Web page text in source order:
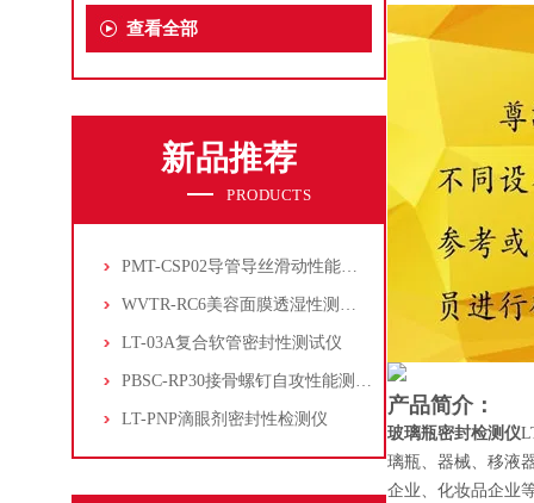
查看全部
新品推荐
PRODUCTS
PMT-CSP02导管导丝滑动性能测试仪
WVTR-RC6美容面膜透湿性测试仪
LT-03A复合软管密封性测试仪
PBSC-RP30接骨螺钉自攻性能测试‌仪
LT-PNP滴眼剂密封性检测仪
产品简介：
玻璃瓶密封检测仪
璃瓶、器械、移液
企业、化妆品企业